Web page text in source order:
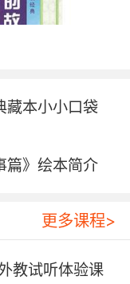
藏本小小口袋
篇》绘本简介
更多课程>
教试听体验课